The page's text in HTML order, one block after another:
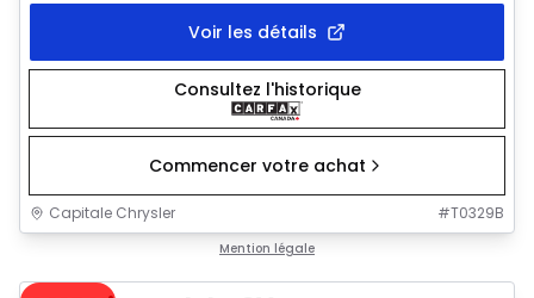
Voir les détails
Consultez l'historique
Commencer votre achat
Capitale Chrysler #T0329B
Mention légale